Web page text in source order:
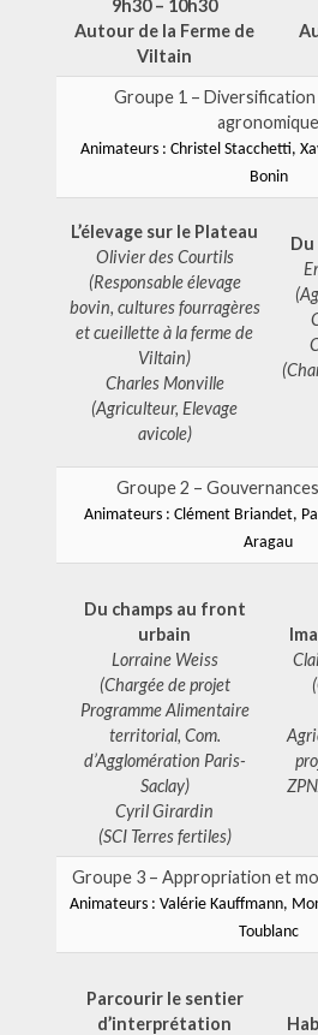
9h30 – 10h30
Autour de la Ferme de
Viltain
Groupe 1 –
agronomique
Animateurs : Christel Stacchetti,
Bonin
L’élevage sur le Plateau
Olivier des Courtils
(Responsable élevage
bovin, cultures fourragères
et cueillette à la ferme de
Viltain)
Charles Monville
(Agriculteur, Elevage
avicole)
Groupe 2 –
Animateurs : Clément Briandet,
Aragau
Du champs au front
urbain
Lorraine Weiss
(Chargée de projet
Programme Alimentaire
territorial, Com.
d’Agglomération Paris-
Saclay)
Cyril Girardin
(SCI Terres fertiles)
Groupe 3 – Appropriation et
Animateurs : Valérie Kauffmann,
Toublanc
Parcourir le sentier
d’interprétation